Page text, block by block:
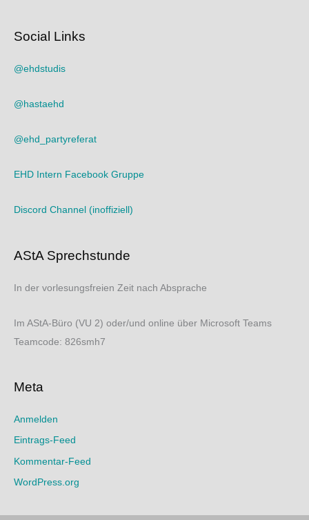
Social Links
@ehdstudis
@hastaehd
@ehd_partyreferat
EHD Intern Facebook Gruppe
Discord Channel (inoffiziell)
AStA Sprechstunde
In der vorlesungsfreien Zeit nach Absprache
Im AStA-Büro (VU 2) oder/und online über Microsoft Teams
Teamcode: 826smh7
Meta
Anmelden
Eintrags-Feed
Kommentar-Feed
WordPress.org